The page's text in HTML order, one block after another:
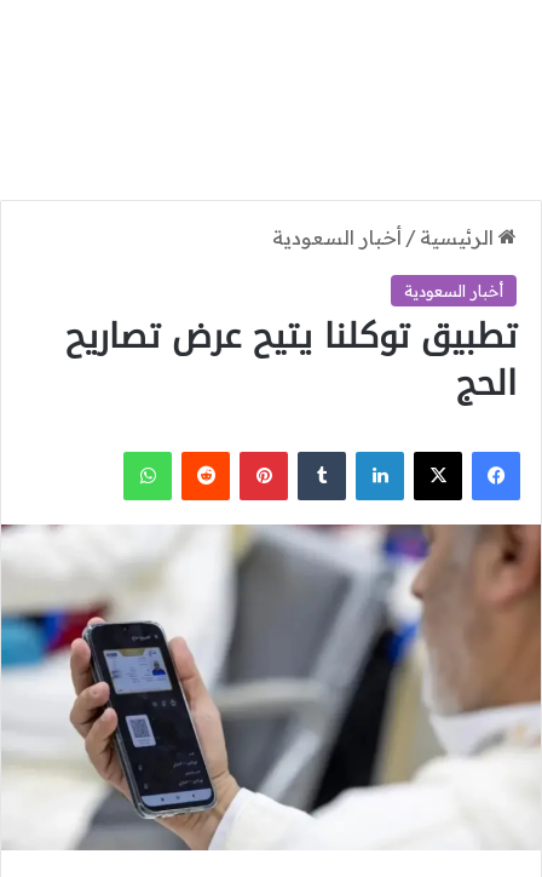
الرئيسية / أخبار السعودية
أخبار السعودية
تطبيق توكلنا يتيح عرض تصاريح
الحج
فيسبوك
‫X لينكدإن بينتيريست واتساب